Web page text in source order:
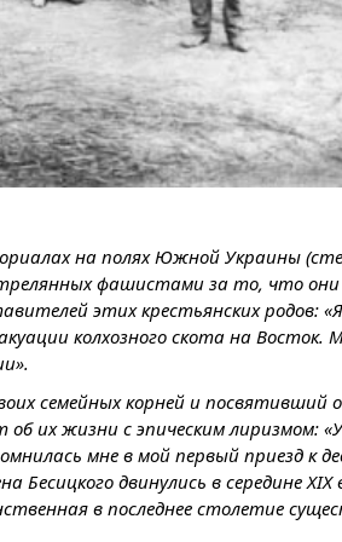
на полях Южной Украины
фашистами за то, что
этих крестьянских родов:
колхозного скота на Восток.
семейных корней и посвятивший
их жизни с эпическим лиризмом:
мне в мой первый приезд к
двинулись в середине XIX
в последнее столетие